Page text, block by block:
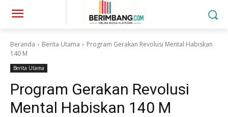
Beranda Berita Utama
Program Gerakan Revolusi Mental Habiskan
140 M
Berita Utama
Program Gerakan Revolusi
Mental Habiskan 140 M